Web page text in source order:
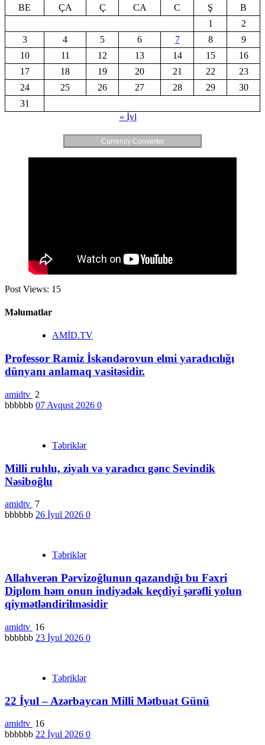
BE
ÇA Ç CA C Ş
B
1
2
3
4 5 6 7 8
9
10
11 12 13 14 15
16
17
18 19 20 21 22
23
24
25 26 27 28 29
30
31
« İyl
Currency Converter
Post Views: 15
Məlumatlar
AMİD.TV
Professor Ramiz İskəndərovun elmi yaradıcılığı
dünyanı anlamaq vasitəsidir.
amidtv 2
bbbbbb 07 Avqust 2026 0
Təbriklər
Milli ruhlu, ziyalı və yaradıcı gənc Sevindik
Nəsiboğlu
amidtv 7
bbbbbb 26 İyul 2026 0
Təbriklər
Allahverən Pərvizoğlunun qazandığı bu Fəxri
Diplom həm onun indiyədək keçdiyi şərəfli yolun
qiymətləndirilməsidir
amidtv 16
bbbbbb 23 İyul 2026 0
Təbriklər
22 İyul – Azərbaycan Milli Mətbuat Günü
amidtv 16
bbbbbb 22 İyul 2026 0